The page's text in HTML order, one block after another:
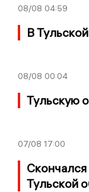
08/08 04:59
В
08/08 00:04
Тульскую
07/08 17:00
Тульской